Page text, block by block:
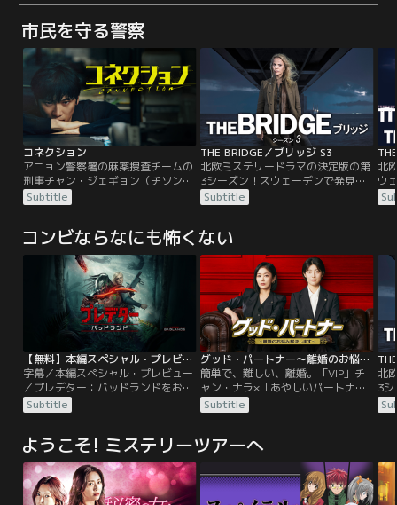
市民を守る警察
コネクション
アニョン警察署の麻薬捜査チームの
刑事チャン・ジェギョン（チソン）
はチームのエースとして大活躍し、
署の誇りと言われるほど華々しく昇
友人がジェギョンの家を訪ね、20年
前の出来事を謝罪して帰る。一方、
ジェギョンの高校時代からの友人
で、不正をしてお金を稼いでいた記
者のオ・ユンジン（チョン・ミド）
は、麻薬中毒の疑いのある女性が事
故死するのを目撃する。そんな中、
昇進祝いの飲み会の帰り、ジェギョ
ンは何者かに拉致されて麻薬を摂取
させられる。送られてきたメッセー
ジから、家を訪れた友人が何かを知
っていると思い、電話をするが連絡
が取れない。その後、彼が転落死し
Subtitle
THE BRIDGE／ブリッジ S3
北欧ミステリードラマの決定版の第
3シーズン！スウェーデンで発見さ
れたデンマーク人の奇妙な遺体。サ
ーガは新しくヘンリックとコンビを
Subtitle
北
ウ
国
ぞ
コンビならなにも怖くない
【無料】本編スペシャル・プレビュー／プレデター：バッドランド／字幕
字幕／本編スペシャル・プレビュー
／プレデター：バッドランドをお楽
しみください。
Subtitle
グッド・パートナー～離婚のお悩み解決…
簡単で、難しい、離婚。「VIP」チ
ャン・ナラ×「あやしいパートナ
ー」ナム・ジヒョン主演。離婚専門
のスター弁護士と新人弁護士が、夫
ドラマ！新人弁護士ハン・ユリ（ナ
律事務所に入所する。そこには、離
婚訴訟を専門とするスター弁護士チ
ャ・ウンギョン（チャン・ナラ）が
Subtitle
北
3
れ
ー
ようこそ! ミステリーツアーへ